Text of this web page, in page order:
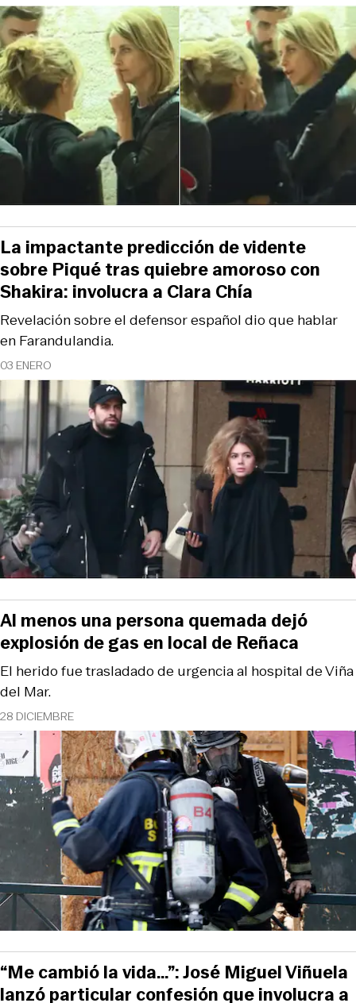
03 ENERO
Revelación sobre el defensor español dio que hablar
en Farandulandia.
La impactante predicción de vidente
sobre Piqué tras quiebre amoroso con
Shakira: involucra a Clara Chía
28 DICIEMBRE
El herido fue trasladado de urgencia al hospital de Viña
del Mar.
Al menos una persona quemada dejó
explosión de gas en local de Reñaca
“Me cambió la vida…”: José Miguel Viñuela
lanzó particular confesión que involucra a